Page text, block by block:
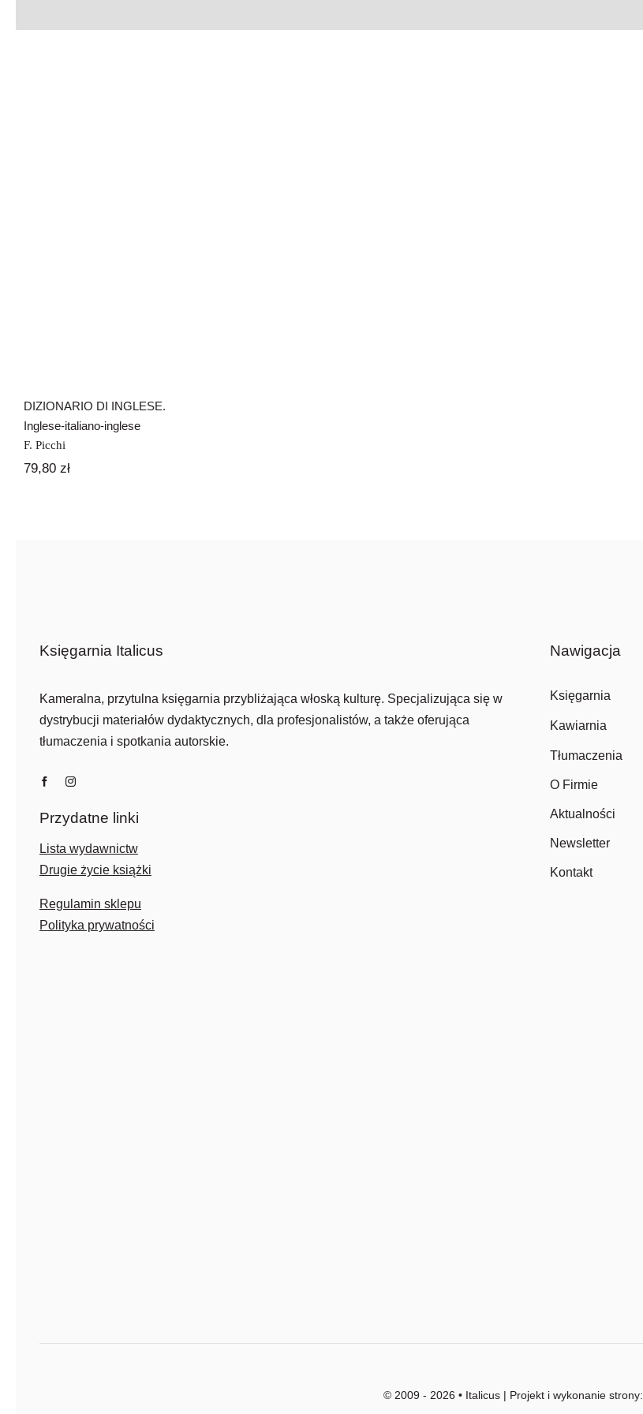
DIZIONARIO DI INGLESE.
Inglese-italiano-inglese
F. Picchi
79,80 zł
Księgarnia Italicus
Kameralna, przytulna księgarnia przybliżająca włoską kulturę. Specjalizująca się w
dystrybucji materiałów dydaktycznych, dla profesjonalistów, a także oferująca
tłumaczenia i spotkania autorskie.
Przydatne linki
Lista wydawnictw
Drugie życie książki
Regulamin sklepu
Polityka prywatności
Nawigacja
Księgarnia
Kawiarnia
Tłumaczenia
O Firmie
Aktualności
Newsletter
Kontakt
© 2009 - 2026 • Italicus | Projekt i wykonanie strony: